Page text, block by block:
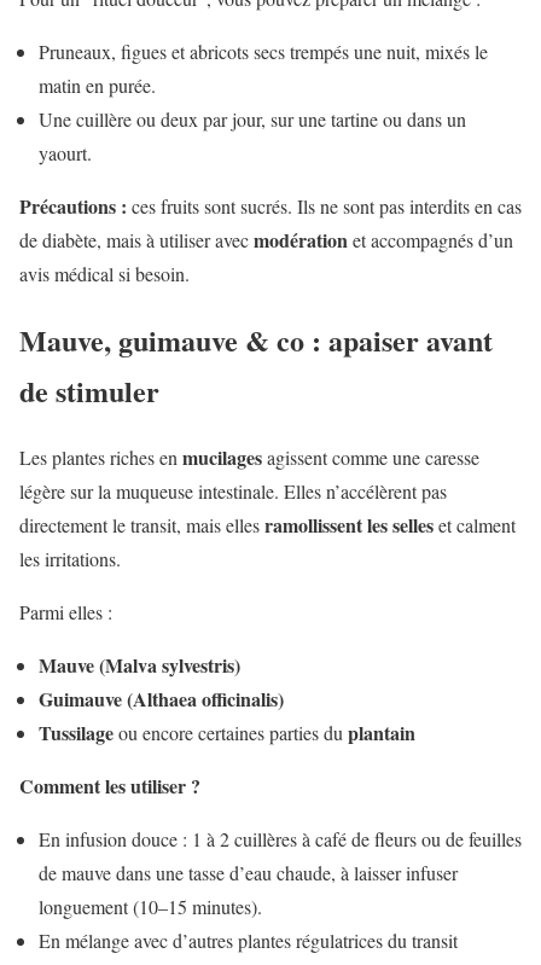
Pruneaux, figues et abricots secs trempés une nuit, mixés le
matin en purée.
Une cuillère ou deux par jour, sur une tartine ou dans un
yaourt.
Précautions : ces fruits sont sucrés. Ils ne sont pas interdits en cas
de diabète, mais à utiliser avecmodérationet accompagnés d’un
avis médical si besoin.
Mauve, guimauve & co : apaiser avant
de stimuler
Les plantes riches en mucilagesagissent comme une caresse
légère sur la muqueuse intestinale. Elles n’accélèrent pas
directement le transit, mais ellesramollissent les selleset calment
les irritations.
Parmi elles :
Mauve (Malva sylvestris)
Guimauve (Althaea officinalis)
Tussilageou encore certaines parties du plantain
Comment les utiliser ?
En infusion douce : 1 à 2 cuillères à café de fleurs ou de feuilles
de mauve dans une tasse d’eau chaude, à laisser infuser
longuement (10–15 minutes).
En mélange avec d’autres plantes régulatrices du transit